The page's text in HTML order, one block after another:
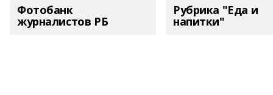
Фотобанк
журналистов РБ
Рубрика "Еда и
напитки"